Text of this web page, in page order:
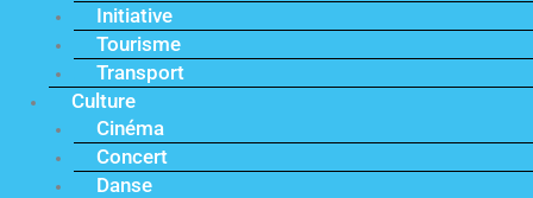
Initiative
Tourisme
Transport
Culture
Cinéma
Concert
Danse